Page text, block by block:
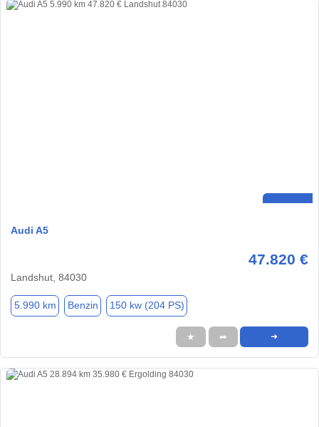
Audi A5
47.820 €
Landshut, 84030
5.990 km Benzin 150 kw (204 PS)
★ ➦ ➜